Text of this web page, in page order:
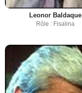
Leonor Baldaque
Rôle : Fisalina